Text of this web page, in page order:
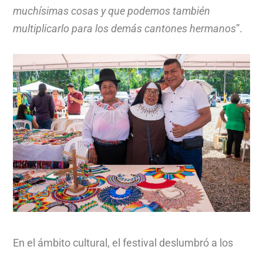
muchísimas cosas y que podemos también
multiplicarlo para los demás cantones hermanos”.
En el ámbito cultural, el festival deslumbró a los